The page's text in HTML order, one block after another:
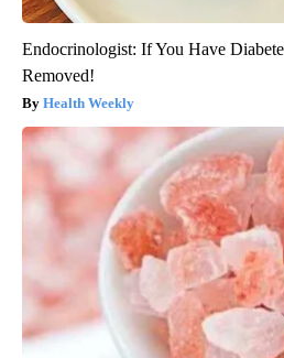
Endocrinologist: If You Have
Removed!
Health Weekly